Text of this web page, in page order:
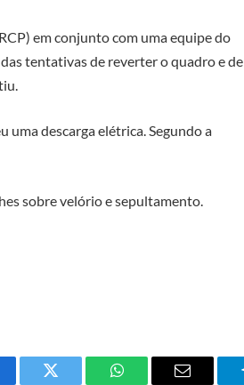
em conjunto com uma equipe do
tentativas de reverter o quadro e de
descarga elétrica. Segundo a
sobre velório e sepultamento.